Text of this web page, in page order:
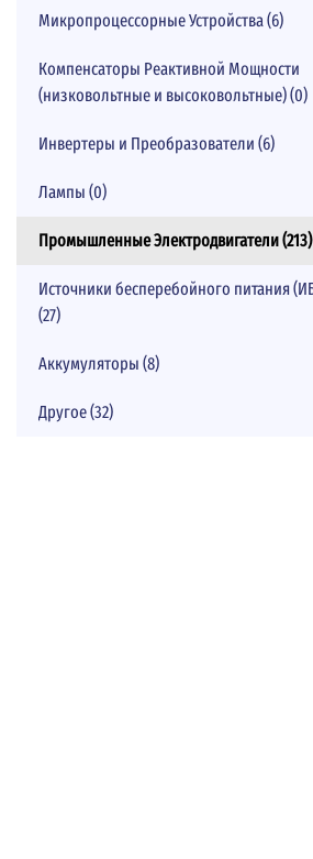
Микропроцессорные Устройства (6)
Компенсаторы Реактивной Мощности
(низковольтные и высоковольтные) (0)
Инвертеры и Преобразователи (6)
Лампы (0)
Промышленные Электродвигатели (213)
Источники бесперебойного питания (ИБП)
(27)
Аккумуляторы (8)
Другое (32)